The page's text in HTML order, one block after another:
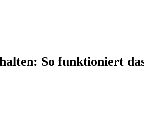
So funktioniert